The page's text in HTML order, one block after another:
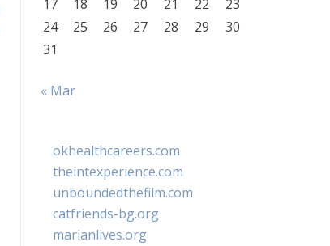
17
18 19 20 21 22
23
24
25 26 27 28 29
30
31
« Mar
okhealthcareers.com
theintexperience.com
unboundedthefilm.com
catfriends-bg.org
marianlives.org